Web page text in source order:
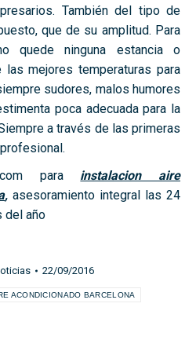
También del tipo de
que de su amplitud. Para
quede ninguna estancia o
mejores temperaturas para
sudores, malos humores
poca adecuada para la
a través de las primeras
para instalacion aire
, asesoramiento integral las 24
del año
22/09/2016
ACONDICIONADO BARCELONA